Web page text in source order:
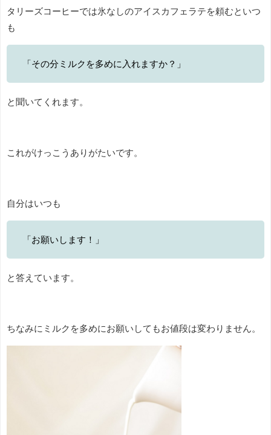
タリーズコーヒーでは氷なしのアイスカフェラテを頼むといつ
も
「その分ミルクを多めに入れますか？」
と聞いてくれます。
これがけっこうありがたいです。
自分はいつも
「お願いします！」
と答えています。
ちなみにミルクを多めにお願いしてもお値段は変わりません。